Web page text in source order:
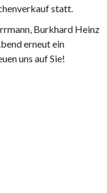
statt.
Burkhard Heinz
erneut ein
uns auf Sie!